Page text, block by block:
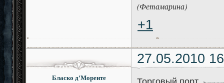
(Фетамарина)
+1
27.05.2010
Бласко д'Моренте